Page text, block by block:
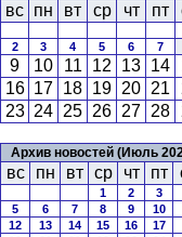
вс пн вт ср чт пт
2
3 4 5 6 7
9 10 11 12 13 14
16 17 18 19 20 21
23 24 25 26 27 28
Архив новостей (Июль
вс пн вт ср чт пт
1 2 3
5
6 7 8 9 10
12
13 14 15 16 17